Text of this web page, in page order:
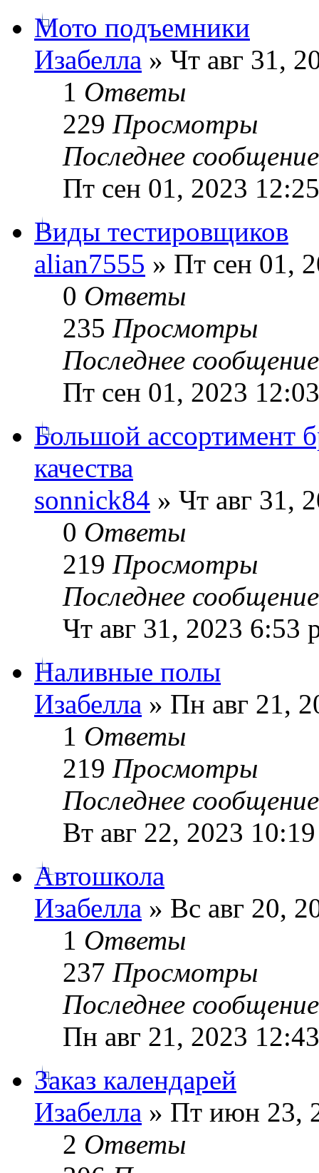
Мото подъемники
Изабелла » Чт авг 31,
1 Ответы
229 Просмотры
Последнее
Пт сен 01, 2023
Виды тестировщиков
alian7555 » Пт сен 01,
0 Ответы
235 Просмотры
Последнее
Пт сен 01, 2023
Большой ассортимент
качества
sonnick84 » Чт авг 31,
0 Ответы
219 Просмотры
Последнее
Чт авг 31, 2023 6:53
Наливные полы
Изабелла » Пн авг 21,
1 Ответы
219 Просмотры
Последнее
Вт авг 22, 2023
Автошкола
Изабелла » Вс авг 20,
1 Ответы
237 Просмотры
Последнее
Пн авг 21, 2023
Заказ календарей
Изабелла » Пт июн 23,
2 Ответы